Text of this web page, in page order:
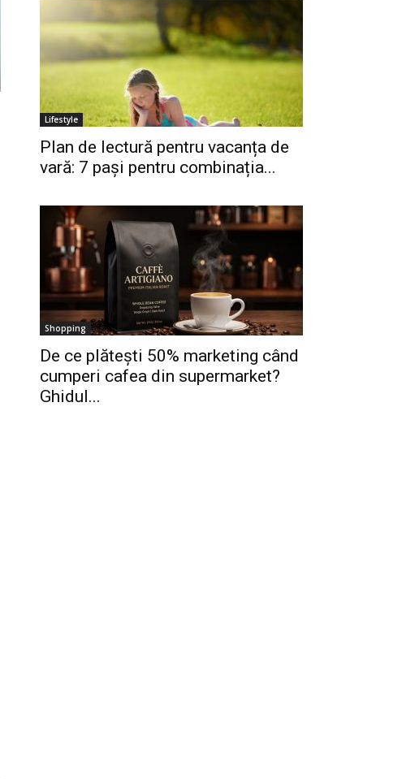
Lifestyle
Plan de lectură pentru vacanța de
vară: 7 pași pentru combinația...
Shopping
De ce plătești 50% marketing când
cumperi cafea din supermarket?
Ghidul...